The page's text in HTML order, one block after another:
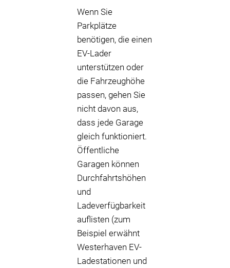
Wenn Sie
Parkplätze
benötigen, die einen
EV-Lader
unterstützen oder
die Fahrzeughöhe
passen, gehen Sie
nicht davon aus,
dass jede Garage
gleich funktioniert.
Öffentliche
Garagen können
Durchfahrtshöhen
und
Ladeverfügbarkeit
auflisten (zum
Beispiel erwähnt
Westerhaven EV-
Ladestationen und